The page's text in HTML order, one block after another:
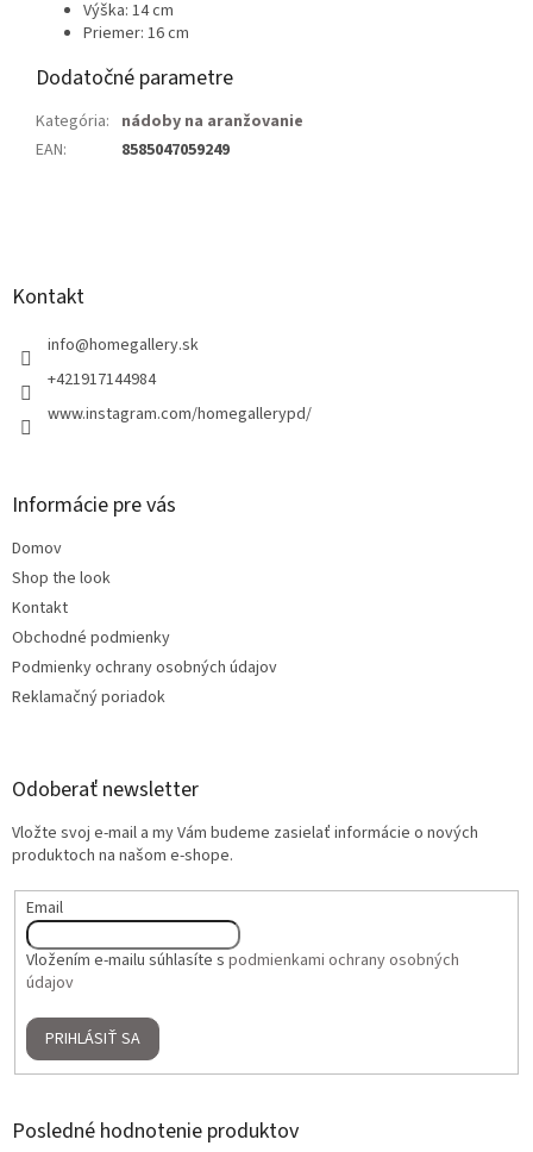
Výška: 14 cm
Priemer: 16 cm
Dodatočné parametre
Kategória: nádoby na aranžovanie
EAN: 8585047059249
Kontakt
info@homegallery.sk
+421917144984
www.instagram.com/homegallerypd/
Informácie pre vás
Domov
Shop the look
Kontakt
Obchodné podmienky
Podmienky ochrany osobných údajov
Reklamačný poriadok
Odoberať newsletter
Vložte svoj e-mail a my Vám budeme zasielať informácie o nových
produktoch na našom e-shope.
Email
Vložením e-mailu súhlasíte s podmienkami ochrany osobných
údajov
PRIHLÁSIŤ SA
Posledné hodnotenie produktov